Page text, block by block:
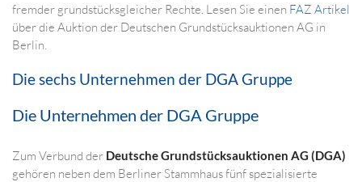
Die sechs Unternehmen der DGA Gruppe
Die Unternehmen der DGA Gruppe
Zum Verbund der Deutsche Grundstücksauktionen AG (DGA)
gehören neben dem Berliner Stammhaus fünf spezialisierte
fremder grundstücksgleicher Rechte. Lesen Sie einen FAZ Artikel
über die Auktion der Deutschen Grundstücksauktionen AG in
Berlin.